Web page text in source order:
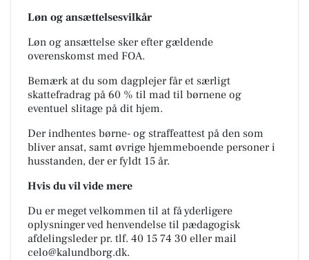
Løn og ansættelsesvilkår
Løn og ansættelse sker efter gældende
overenskomst med FOA.
Bemærk at du som dagplejer får et særligt
skattefradrag på 60 % til mad til børnene og
eventuel slitage på dit hjem.
Der indhentes børne- og straffeattest på den som
bliver ansat, samt øvrige hjemmeboende personer i
husstanden, der er fyldt 15 år.
Hvis du vil vide mere
Du er meget velkommen til at få yderligere
oplysninger ved henvendelse til pædagogisk
afdelingsleder pr. tlf. 40 15 74 30 eller mail
celo@kalundborg.dk.